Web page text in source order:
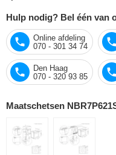
Hulp nodig? Bel één van
Online afdeling
070 - 301 34 74
Den Haag
070 - 320 93 85
Maatschetsen